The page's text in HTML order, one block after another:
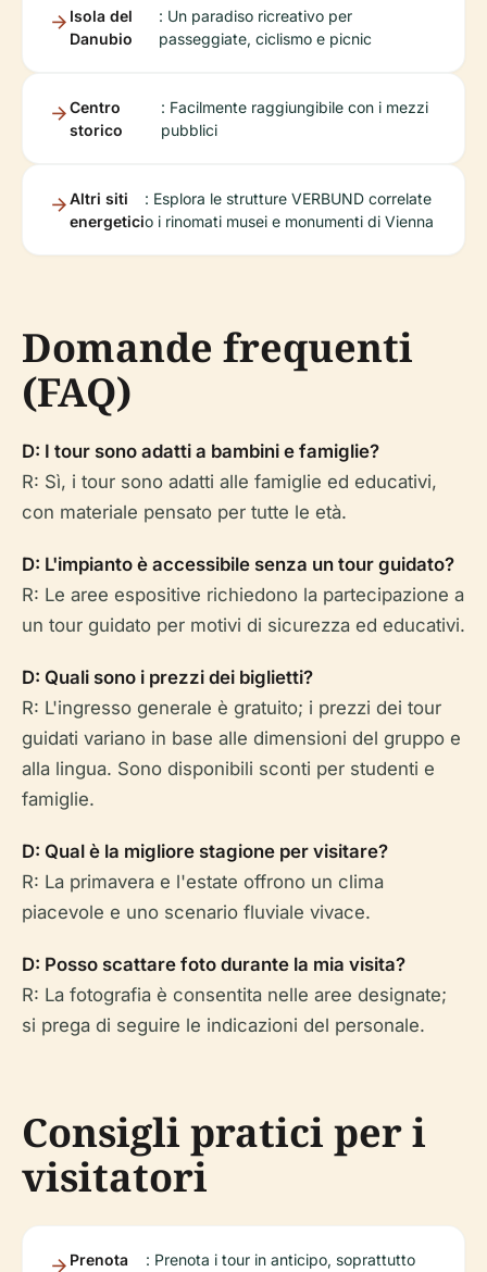
Isola del
Danubio
: Un paradiso ricreativo per
passeggiate, ciclismo e picnic
Centro
storico
: Facilmente raggiungibile con i mezzi
pubblici
Altri siti
energetici
: Esplora le strutture VERBUND correlate
o i rinomati musei e monumenti di Vienna
Domande frequenti
(FAQ)
D: I tour sono adatti a bambini e famiglie?
R: Sì, i tour sono adatti alle famiglie ed educativi,
con materiale pensato per tutte le età.
D: L'impianto è accessibile senza un tour guidato?
R: Le aree espositive richiedono la partecipazione a
un tour guidato per motivi di sicurezza ed educativi.
D: Quali sono i prezzi dei biglietti?
R: L'ingresso generale è gratuito; i prezzi dei tour
guidati variano in base alle dimensioni del gruppo e
alla lingua. Sono disponibili sconti per studenti e
famiglie.
D: Qual è la migliore stagione per visitare?
R: La primavera e l'estate offrono un clima
piacevole e uno scenario fluviale vivace.
D: Posso scattare foto durante la mia visita?
R: La fotografia è consentita nelle aree designate;
si prega di seguire le indicazioni del personale.
Consigli pratici per i
visitatori
Prenota
: Prenota i tour in anticipo, soprattutto